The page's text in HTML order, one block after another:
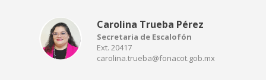
Carolina Trueba Pérez
Secretaria de Escalofón
Ext. 20417
carolina.trueba@fonacot.gob.mx